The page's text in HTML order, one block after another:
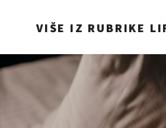
VIŠE IZ RUBRIKE